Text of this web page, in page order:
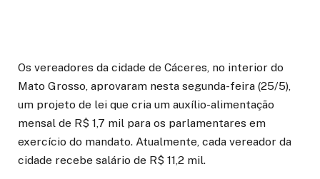
Os vereadores da cidade de Cáceres, no interior do
Mato Grosso, aprovaram nesta segunda-feira (25/5),
um projeto de lei que cria um auxílio-alimentação
mensal de R$ 1,7 mil para os parlamentares em
exercício do mandato. Atualmente, cada vereador da
cidade recebe salário de R$ 11,2 mil.